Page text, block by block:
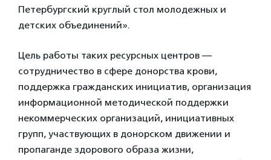
Петербургский круглый стол молодежных и
детских объединений».
Цель работы таких ресурсных центров —
сотрудничество в сфере донорства крови,
поддержка гражданских инициатив, организация
информационной методической поддержки
некоммерческих организаций, инициативных
групп, участвующих в донорском движении и
пропаганде здорового образа жизни,